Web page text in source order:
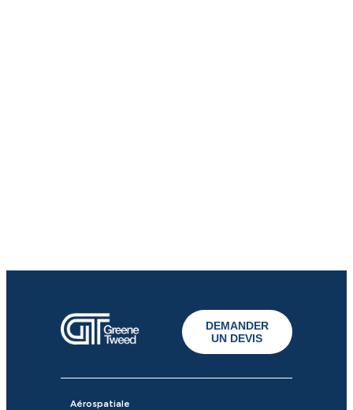
DEMANDER
UN DEVIS
Aérospatiale